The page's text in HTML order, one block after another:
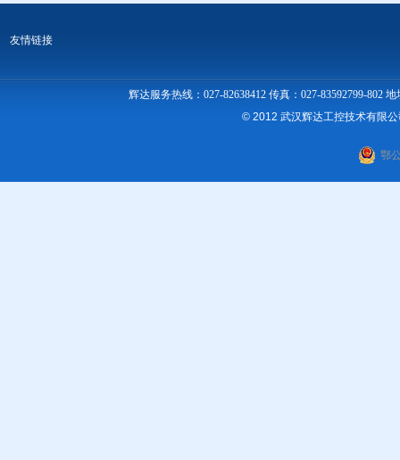
友情链接
辉达服务热线：027-82638412 传真：027-83592799-
© 2012 武汉辉达工控技术有限
鄂